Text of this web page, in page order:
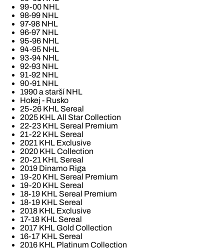
99-00 NHL
98-99 NHL
97-98 NHL
96-97 NHL
95-96 NHL
94-95 NHL
93-94 NHL
92-93 NHL
91-92 NHL
90-91 NHL
1990 a starší NHL
Hokej - Rusko
25-26 KHL Sereal
2025 KHL All Star Collection
22-23 KHL Sereal Premium
21-22 KHL Sereal
2021 KHL Exclusive
2020 KHL Collection
20-21 KHL Sereal
2019 Dinamo Riga
19-20 KHL Sereal Premium
19-20 KHL Sereal
18-19 KHL Sereal Premium
18-19 KHL Sereal
2018 KHL Exclusive
17-18 KHL Sereal
2017 KHL Gold Collection
16-17 KHL Sereal
2016 KHL Platinum Collection